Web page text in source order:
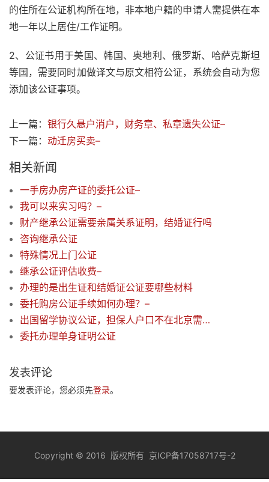
的住所在公证机构所在地，非本地户籍的申请人需提供在本
地一年以上居住/工作证明。
2、公证书用于美国、韩国、奥地利、俄罗斯、哈萨克斯坦
等国，需要同时加做译文与原文相符公证，系统会自动为您
添加该公证事项。
上一篇： 银行久悬户消户，财务章、私章遗失公证–
下一篇： 动迁房买卖–
相关新闻
一手房办房产证的委托公证–
我可以来实习吗？–
财产继承公证需要亲属关系证明，结婚证行吗
咨询继承公证
特殊情况上门公证
继承公证评估收费–
办理的是出生证和结婚证公证要哪些材料
委托购房公证手续如何办理？–
出国留学协议公证，担保人户口不在北京需要提供什么材料
委托办理单身证明公证
发表评论
要发表评论，您必须先登录。
Copyright © 2016 版权所有 京ICP备17058717号-2